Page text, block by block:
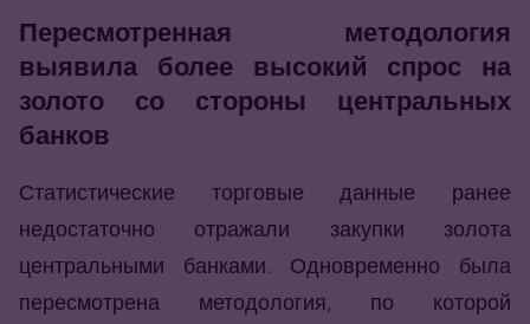
Пересмотренная методология
выявила более высокий спрос на
золото со стороны центральных
банков
Статистические торговые данные ранее
недостаточно отражали закупки золота
центральными банками. Одновременно была
пересмотрена методология, по которой